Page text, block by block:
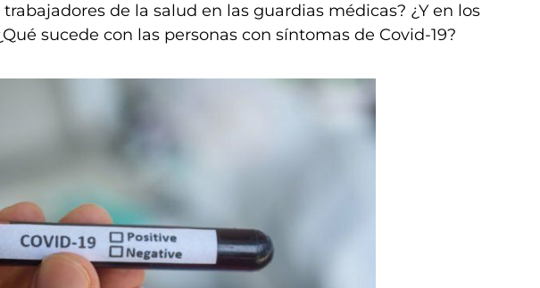
de la salud en las guardias médicas? ¿Y en los
sucede con las personas con síntomas de Covid-19?